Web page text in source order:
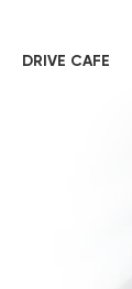
DRIVE CAFE